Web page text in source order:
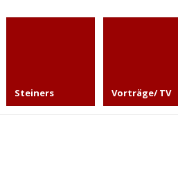
Steiners Vorträge/ TV